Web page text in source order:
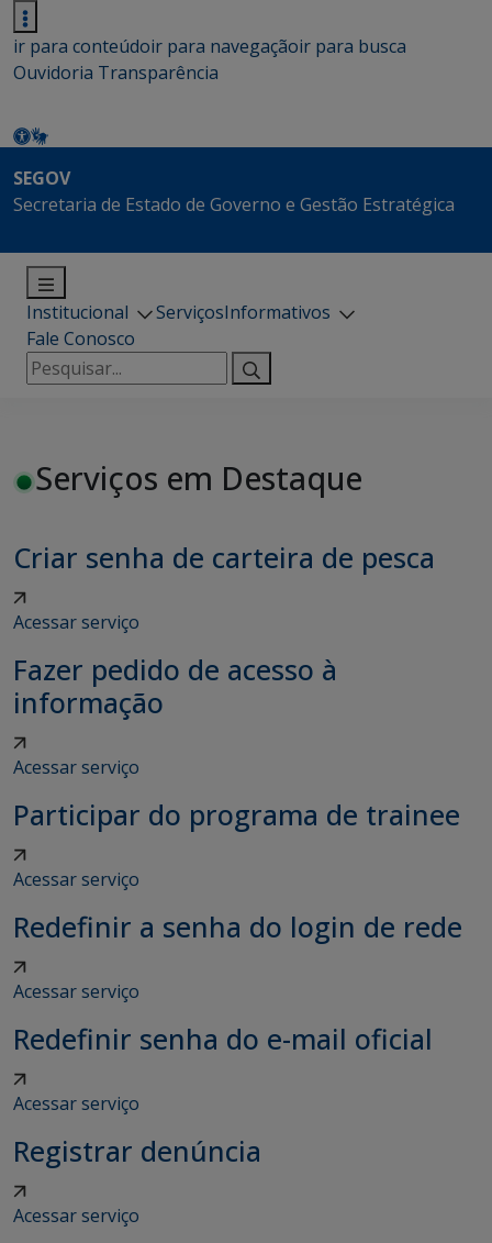
ir para conteúdoir para navegaçãoir para busca
Ouvidoria Transparência
SEGOV
Secretaria de Estado de Governo e Gestão Estratégica
Institucional ServiçosInformativos
Fale Conosco
Pesquisar
por:
Serviços em Destaque
Criar senha de carteira de pesca
Acessar serviço
Fazer pedido de acesso à
informação
Acessar serviço
Participar do programa de trainee
Acessar serviço
Redefinir a senha do login de rede
Acessar serviço
Redefinir senha do e-mail oficial
Acessar serviço
Registrar denúncia
Acessar serviço